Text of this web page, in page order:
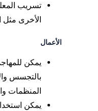
تسريب
الأخرى مثل PII.
الأعمال
بالتجسس
المنظمات
يمكن